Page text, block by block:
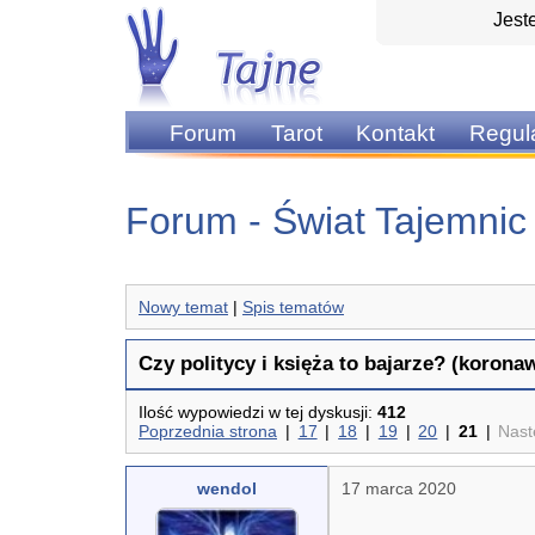
Forum Tarot Kontakt
Forum - Świat Tajemnic
Nowy temat | Spis tematów
Czy politycy i księża to bajarze?
Ilość wypowiedzi w tej dyskusji: 412
Poprzednia strona | 17 | 18 | 19 | 20 | 21|
wendol 17 marca 2020